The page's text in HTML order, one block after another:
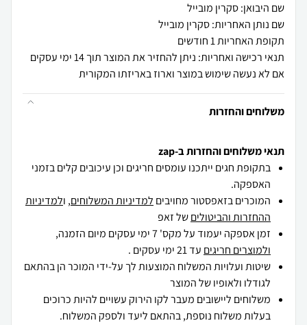
שם היבואן: סקרין מובייל
שם נותן האחריות: סקרין מובייל
תקופת האחריות 1 חודשים
תנאי רכישה ואחריות: ניתן להחזיר את המוצר תוך 14 ימי עסקים
אם לא נעשה שימוש במוצר וארוז באריזתו המקורית
משלוחים והחזרות
תנאי משלוחים והחזרות ב-zap
בתקופת חגים ייתכנו עומסים חריגים וכן עיכובים קלים בזמני
האספקה.
המוכרים בזאפסטור מחויבים למדיניות המשלוחים, ולמדיניות
ההחזרות והביטוליםשל זאפ
זמן אספקה יעמוד על מקס' 7 ימי עסקים מיום הזמנה,
ולמוצרים חריגים עד 21 ימי עסקים .
שיטות ועלויות המשלוח המוצעות לך על-ידי המוכר הן בהתאם
לגודלו ולאופיו של המוצר
משלוחים ליישובים מעבר לקו הירוק עשויים להיות כרוכים
בעלות משלוח נוספת, בהתאם ליעד ולספק המשלוח.